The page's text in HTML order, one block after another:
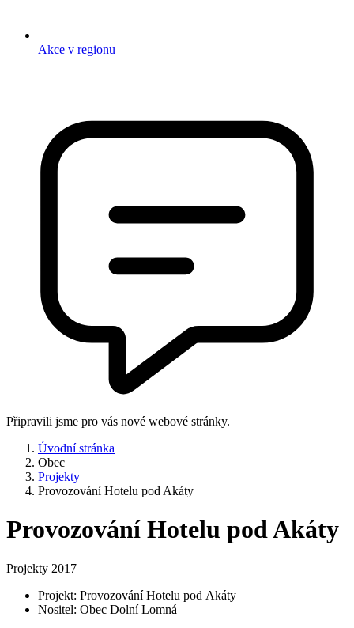
Akce v regionu
Připravili jsme pro vás nové webové stránky.
Úvodní stránka
Obec
Projekty
Provozování Hotelu pod Akáty
Provozování Hotelu pod Akáty
Projekty 2017
Projekt: Provozování Hotelu pod Akáty
Nositel: Obec Dolní Lomná